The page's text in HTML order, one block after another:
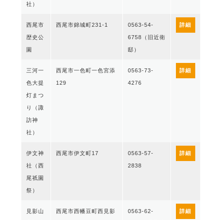
社）
西尾市
歴史公
園
西尾市錦城町231-1 0563-54-
6758（旧近衛
邸）
詳細
三河一
色大提
灯まつ
り（諏
訪神
社）
西尾市一色町一色宮添
129
0563-73-
4276
詳細
伊文神
社（西
尾祇園
祭）
西尾市伊文町17 0563-57-
2838
詳細
見影山 西尾市西幡豆町西見影 0563-62- 詳細